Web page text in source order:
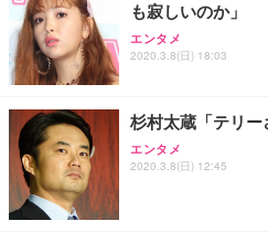
も寂しいのか」
エンタメ
2020.3.8(日) 18:03
杉村太蔵「テリー
エンタメ
2020.3.8(日) 12:45